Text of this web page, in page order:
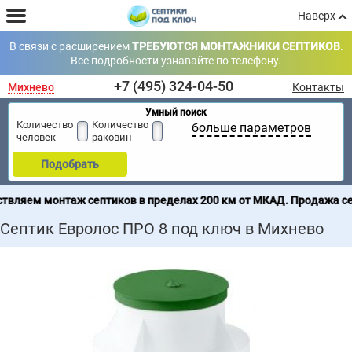
Наверх
В связи с расширениемТРЕБУЮТСЯ МОНТАЖНИКИ СЕПТИКОВ.
Все подробности узнавайте по телефону.
Михнево +7 (495) 324-04-50 Контакты
Умный поиск
Количество
человек
Количество
раковин
больше параметров
Подобрать
септиков в пределах 200 км от МКАД. Продажа септиков по
Септик Евролос ПРО 8 под ключ в Михнево